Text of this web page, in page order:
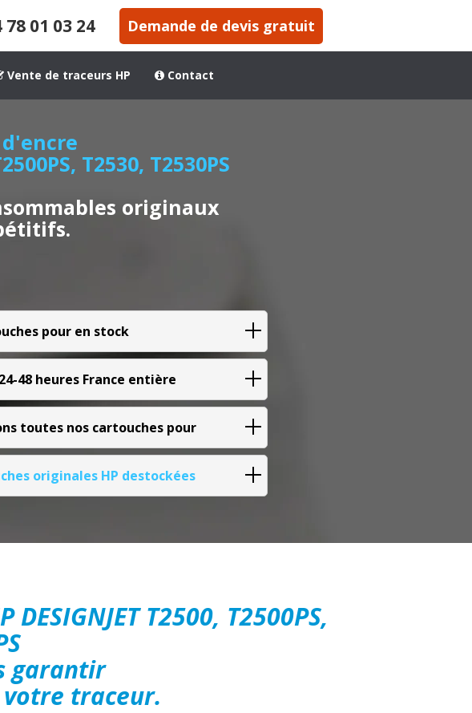
01 03 24 Demande de devis gratuit
Vente de traceurs HP Contact
T2530, T2530PS
originaux
pour en stock
48 heures France entière
toutes nos cartouches pour
originales HP destockées
T2500, T2500PS,
garantir
traceur.